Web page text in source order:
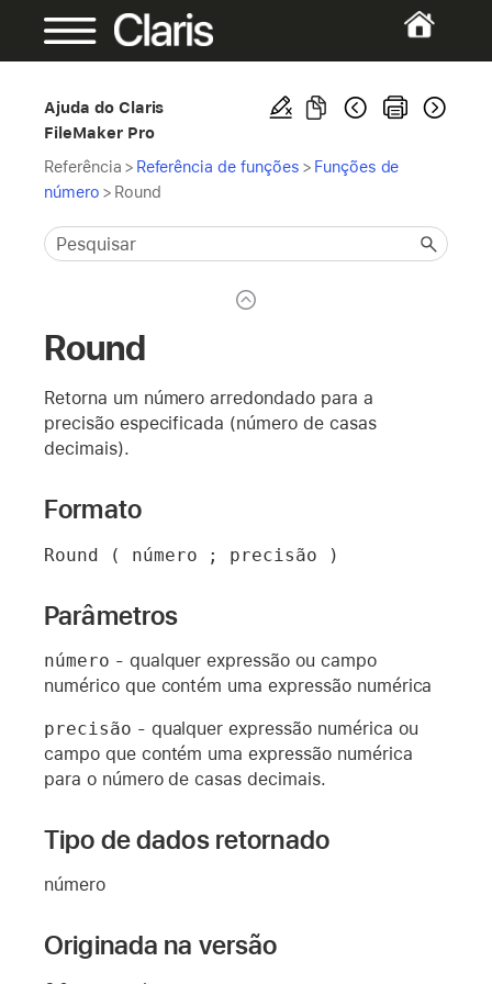
Ajuda do Claris
FileMaker Pro
Referência > Referência de funções > Funções de
número > Round
Round
Retorna um número arredondado para a
precisão especificada (número de casas
decimais).
Formato
Round ( número ; precisão )
Parâmetros
número - qualquer expressão ou campo
numérico que contém uma expressão numérica
precisão - qualquer expressão numérica ou
campo que contém uma expressão numérica
para o número de casas decimais.
Tipo de dados retornado
número
Originada na versão